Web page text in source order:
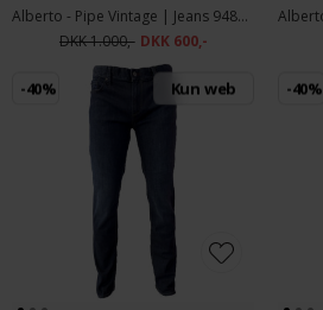
Alberto - Pipe Vintage | Jeans 9489 890 Navy
DKK 1.000,- DKK 600,-
-40% Kun web -40%